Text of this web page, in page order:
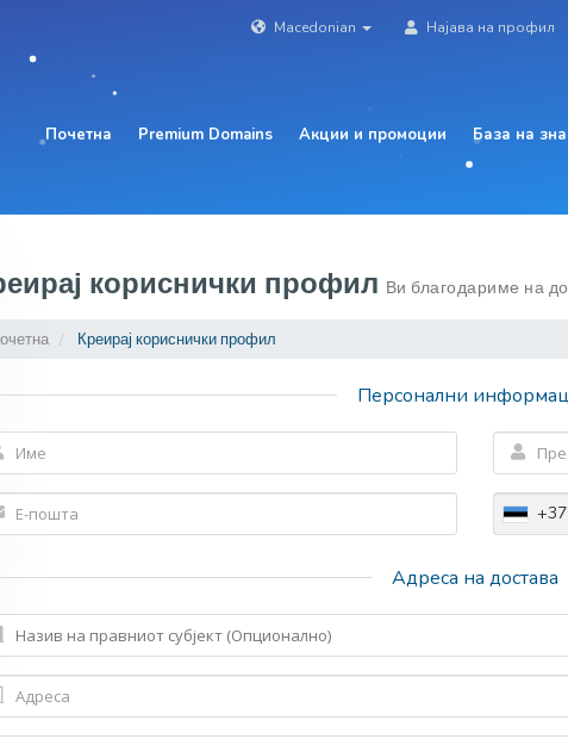
Macedonian Најава на профил
Почетна Premium Domains Акции и промоции База на
кориснички профил Ви благодариме на
Креирај кориснички профил
Персонални
Адреса на достава